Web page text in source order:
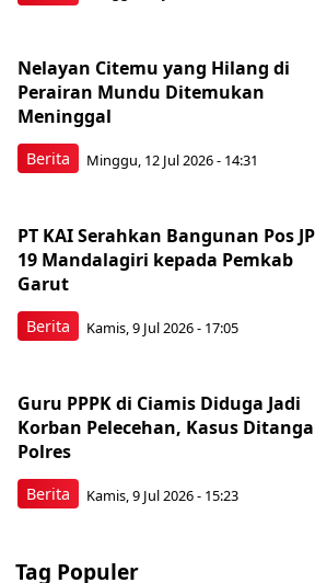
Berita
Nelayan Citemu yang Hilang di
Perairan Mundu Ditemukan
Meninggal
Minggu, 12 Jul 2026 - 14:31
Berita
PT KAI Serahkan Bangunan Pos
19 Mandalagiri kepada Pemkab
Garut
Kamis, 9 Jul 2026 - 17:05
Berita
Guru PPPK di Ciamis Diduga Jadi
Korban Pelecehan, Kasus
Polres
Kamis, 9 Jul 2026 - 15:23
Tag Populer